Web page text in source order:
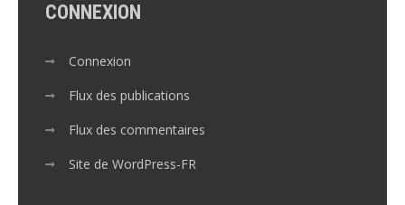
CONNEXION
Connexion
Flux des publications
Flux des commentaires
Site de WordPress-FR